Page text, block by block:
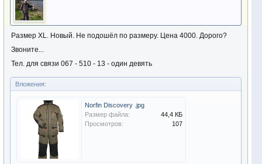
Размер XL. Новый. Не подошёл по размеру. Цена 4000. Дорого?
Звоните...
Тел. для связи 067 - 510 - 13 - один девять
Вложения:
Norfin Discovery .jpg
Размер файла:
44,4 КБ
Просмотров:
107